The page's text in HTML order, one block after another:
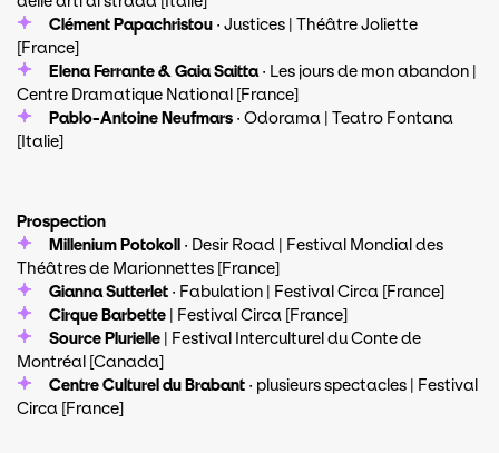
Clément Papachristou · Justices | Théâtre Joliette
[France]
Elena Ferrante & Gaia Saitta· Les jours de mon abandon |
Centre Dramatique National [France]
Pablo-Antoine Neufmars · Odorama | Teatro Fontana
[Italie]
Prospection
Millenium Potokoll
· Desir Road | Festival Mondial des
Théâtres de Marionnettes [France]
Gianna Sutterlet · Fabulation | Festival Circa [France]
Cirque Barbette | Festival Circa [France]
Source Plurielle | Festival Interculturel du Conte de
Montréal [Canada]
Centre Culturel du Brabant · plusieurs spectacles | Festival
Circa [France]